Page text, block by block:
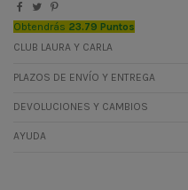
Obtendrás 23.79 Puntos
CLUB LAURA Y CARLA
PLAZOS DE ENVÍO Y ENTREGA
DEVOLUCIONES Y CAMBIOS
AYUDA